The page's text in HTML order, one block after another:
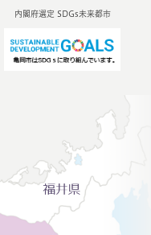
内閣府選定 SDGs未来都市